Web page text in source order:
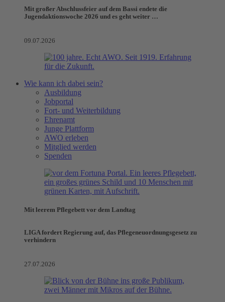
Mit großer Abschlussfeier auf dem Bassi endete die
Jugendaktionswoche 2026 und es geht weiter …
09.07.2026
Wie kann ich dabei sein?
Ausbildung
Jobportal
Fort- und Weiterbildung
Ehrenamt
Junge Plattform
AWO erleben
Mitglied werden
Spenden
Mit leerem Pflegebett vor dem Landtag
LIGA fordert Regierung auf, das Pflegeneuordnungsgesetz zu
verhindern
27.07.2026